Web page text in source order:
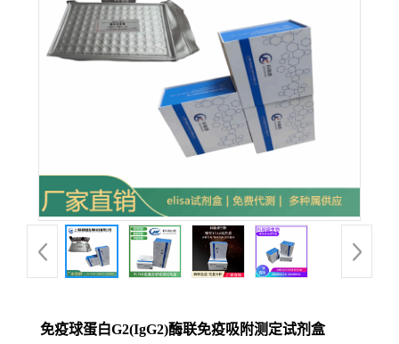
免疫球蛋白G2(IgG2)酶联免疫吸附测定试剂盒